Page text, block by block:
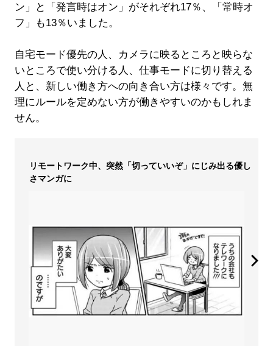
ン」と「発言時はオン」がそれぞれ17％、「常時オ
フ」も13％いました。
自宅モード優先の人、カメラに映るところと映らな
いところで使い分ける人、仕事モードに切り替える
人と、新しい働き方への向き合い方は様々です。無
理にルールを定めない方が働きやすいのかもしれま
せん。
リモートワーク中、突然「切っていいぞ」にじみ出る優し
さマンガに